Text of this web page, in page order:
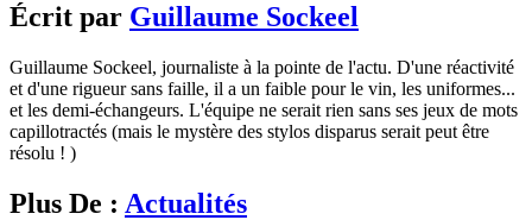
Écrit par Guillaume Sockeel
Guillaume Sockeel, journaliste à la pointe de l'actu. D'une réactivité
et d'une rigueur sans faille, il a un faible pour le vin, les uniformes...
et les demi-échangeurs. L'équipe ne serait rien sans ses jeux de mots
capillotractés (mais le mystère des stylos disparus serait peut être
résolu ! )
Plus De : Actualités